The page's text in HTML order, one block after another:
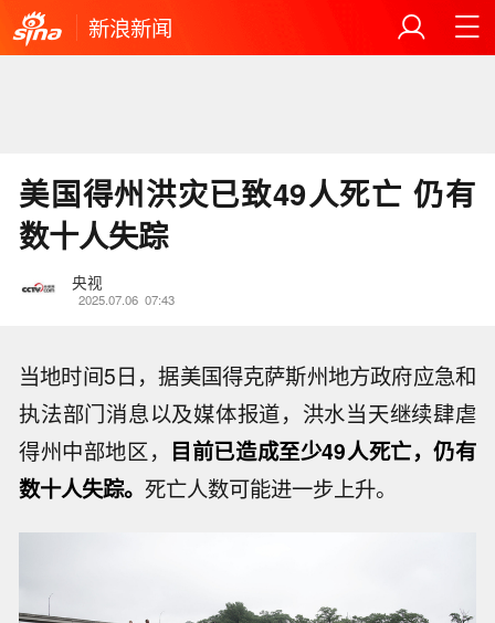
新浪新闻
美国得州洪灾已致49人死亡 仍有
数十人失踪
央视
2025.07.06 07:43
当地时间5日，据美国得克萨斯州地方政府应急和
执法部门消息以及媒体报道，洪水当天继续肆虐
得州中部地区， 目前已造成至少49人死亡，仍有
数十人失踪。 死亡人数可能进一步上升。